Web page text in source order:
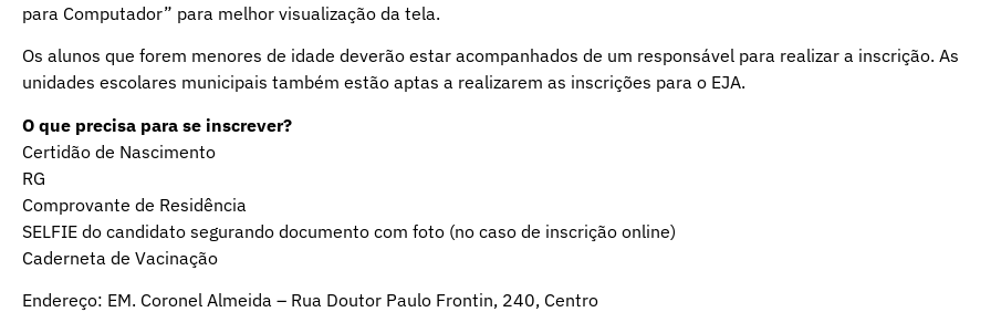
para Computador” para melhor visualização da tela.
Os alunos que forem menores de idade deverão estar acompanhados de um responsável para realizar a inscrição. As
unidades escolares municipais também estão aptas a realizarem as inscrições para o EJA.
O que precisa para se inscrever?
Certidão de Nascimento
RG
Comprovante de Residência
SELFIE do candidato segurando documento com foto (no caso de inscrição online)
Caderneta de Vacinação
Endereço: EM. Coronel Almeida – Rua Doutor Paulo Frontin, 240, Centro